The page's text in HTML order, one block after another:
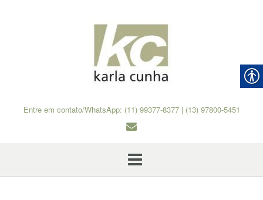
Entre em contato/WhatsApp: (11) 99377-8377 | (13) 97800-5451